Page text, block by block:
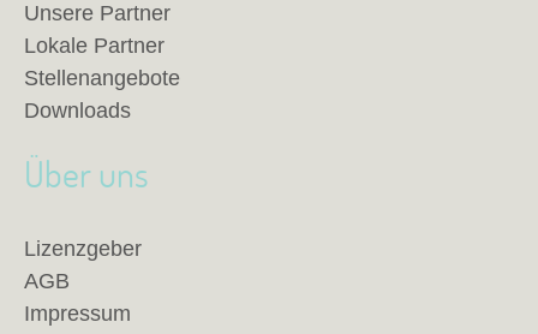
Unsere Partner
Lokale Partner
Stellenangebote
Downloads
Über uns
Lizenzgeber
AGB
Impressum